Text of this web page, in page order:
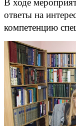
ответы на
компетенцию